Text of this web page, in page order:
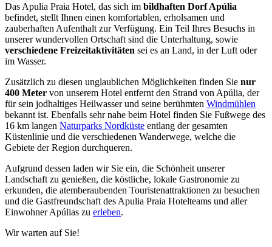
Das Apulia Praia Hotel, das sich im bildhaften Dorf Apúlia
befindet, stellt Ihnen einen komfortablen, erholsamen und
zauberhaften Aufenthalt zur Verfügung. Ein Teil Ihres Besuchs in
unserer wundervollen Ortschaft sind die Unterhaltung, sowie
verschiedene Freizeitaktivitäten sei es an Land, in der Luft oder
im Wasser.
Zusätzlich zu diesen unglaublichen Möglichkeiten finden Sie nur
400 Meter von unserem Hotel entfernt den Strand von Apúlia, der
für sein jodhaltiges Heilwasser und seine berühmten Windmühlen
bekannt ist. Ebenfalls sehr nahe beim Hotel finden Sie Fußwege des
16 km langen Naturparks Nordküste entlang der gesamten
Küstenlinie und die verschiedenen Wanderwege, welche die
Gebiete der Region durchqueren.
Aufgrund dessen laden wir Sie ein, die Schönheit unserer
Landschaft zu genießen, die köstliche, lokale Gastronomie zu
erkunden, die atemberaubenden Touristenattraktionen zu besuchen
und die Gastfreundschaft des Apulia Praia Hotelteams und aller
Einwohner Apúlias zu erleben.
Wir warten auf Sie!